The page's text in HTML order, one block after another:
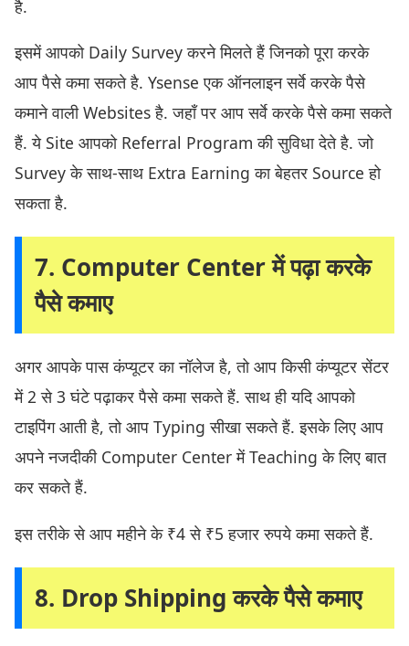
है.
इसमें आपको Daily Survey करने मिलते हैं जिनको पूरा करके
आप पैसे कमा सकते है. Ysense एक ऑनलाइन सर्वे करके पैसे
कमाने वाली Websites है. जहाँ पर आप सर्वे करके पैसे कमा सकते
हैं. ये Site आपको Referral Program की सुविधा देते है. जो
Survey के साथ-साथ Extra Earning का बेहतर Source हो
सकता है.
7. Computer Center में पढ़ा करके
पैसे कमाए
अगर आपके पास कंप्यूटर का नॉलेज है, तो आप किसी कंप्यूटर सेंटर
में 2 से 3 घंटे पढ़ाकर पैसे कमा सकते हैं. साथ ही यदि आपको
टाइपिंग आती है, तो आप Typing सीखा सकते हैं. इसके लिए आप
अपने नजदीकी Computer Center में Teaching के लिए बात
कर सकते हैं.
इस तरीके से आप महीने के ₹4 से ₹5 हजार रुपये कमा सकते हैं.
8. Drop Shipping करके पैसे कमाए